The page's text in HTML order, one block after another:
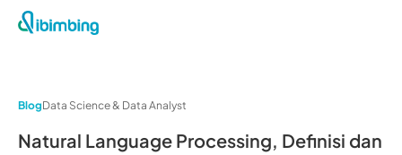
BlogData Science & Data Analyst
Natural Language Processing, Definisi dan